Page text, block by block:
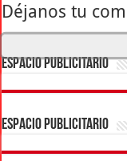
Déjanos tu
ESPACIO PUBLICITARIO
ESPACIO PUBLICITARIO